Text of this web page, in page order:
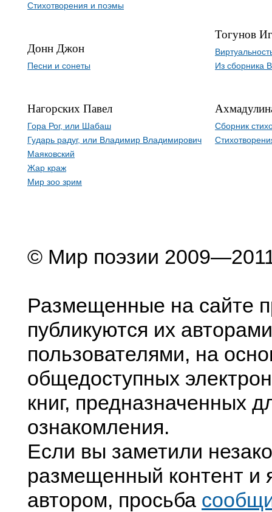
Стихотворения и поэмы
Донн Джон
Песни и сонеты
Нагорских Павел
Гора Рог, или Шабаш
Гударь радуг, или Владимир Владимирович
Маяковский
Жар краж
Мир зоо зрим
Тогунов
Из сборника
Сборник
© Мир поэзии
Размещенные на сайте
публикуются их
пользователями, на
общедоступных
книг, предназначенных
ознакомления.
Если вы заметили
размещенный контент и
автором, просьба